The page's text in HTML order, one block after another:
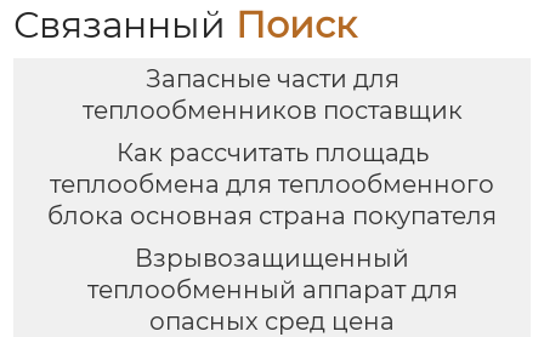
Связанный Поиск
Запасные части для
теплообменников поставщик
Как рассчитать площадь
теплообмена для теплообменного
блока основная страна покупателя
Взрывозащищенный
теплообменный аппарат для
опасных сред цена